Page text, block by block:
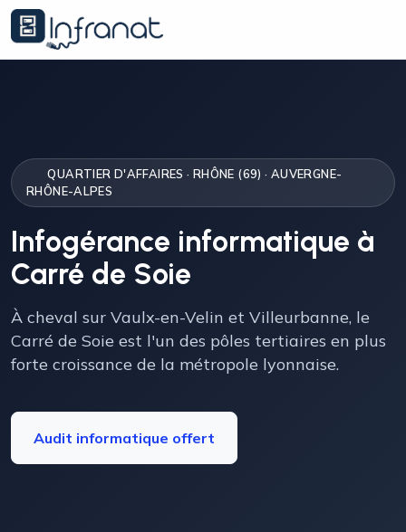
QUARTIER D'AFFAIRES · RHÔNE (69) · AUVERGNE-
RHÔNE-ALPES
Infogérance informatique à
Carré de Soie
À cheval sur Vaulx-en-Velin et Villeurbanne, le
Carré de Soie est l'un des pôles tertiaires en plus
forte croissance de la métropole lyonnaise.
Audit informatique offert